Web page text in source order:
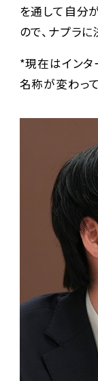
を通して自分
ので、ナプラに
*現在はインタ
名称が変わっ